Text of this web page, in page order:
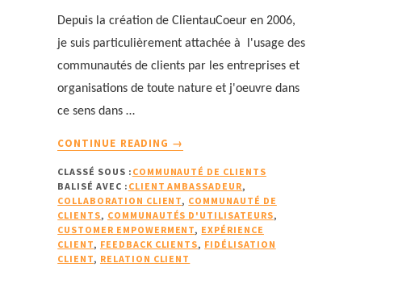
Depuis la création de ClientauCoeur en 2006,
je suis particulièrement attachée à l'usage des
communautés de clients par les entreprises et
organisations de toute nature et j'oeuvre dans
ce sens dans …
CONTINUE READING
UNE
COMMUNAUTÉ
DE
CLIENTS
PREND
LE
→
CLASSÉ SOUS : COMMUNAUTÉ DE CLIENTS
BALISÉ AVEC : CLIENT AMBASSADEUR,
COLLABORATION CLIENT, COMMUNAUTÉ DE
CLIENTS, COMMUNAUTÉS D'UTILISATEURS,
CUSTOMER EMPOWERMENT, EXPÉRIENCE
CLIENT, FEEDBACK CLIENTS, FIDÉLISATION
CLIENT, RELATION CLIENT